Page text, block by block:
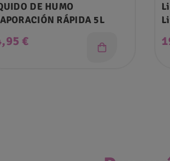
DE HUMO
RÁPIDA 5L
€